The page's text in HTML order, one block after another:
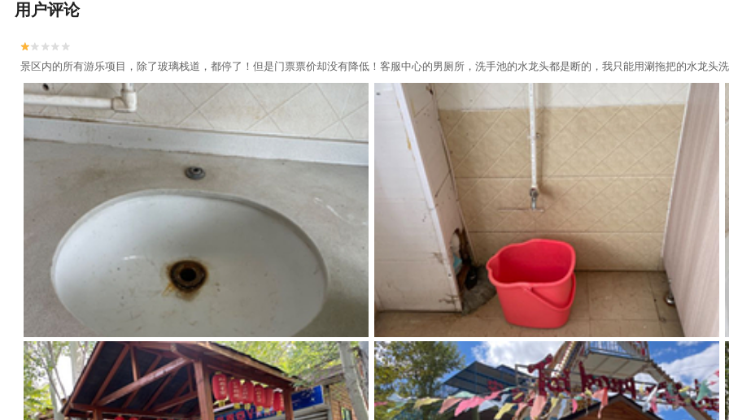
用户评论


景区内的所有游乐项目，除了玻璃栈道，都停了！但是门票票价却没有降低！客服中心的男厕所，洗手池的水龙头都是断的，我只能用涮拖把的水龙头